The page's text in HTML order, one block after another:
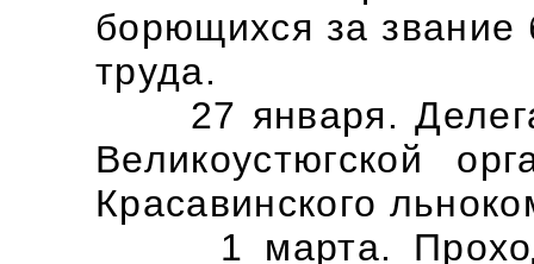
борющихся за звание
труда.
27 января.
Великоустюгской
Красавинского
1 марта.